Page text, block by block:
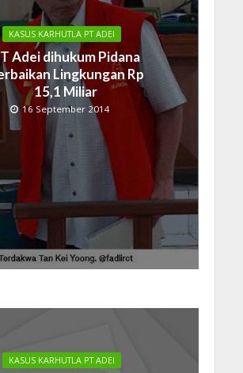
KASUS KARHUTLA PT ADEI
Adei dihukum Pidana
Lingkungan Rp
15,1 Miliar
16 September 2014
KASUS KARHUTLA PT ADEI